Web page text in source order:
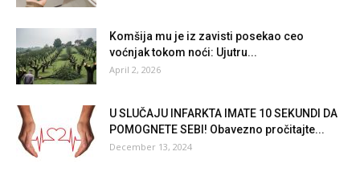
Komšija mu je iz zavisti posekao ceo
voćnjak tokom noći: Ujutru...
April 2, 2026
U SLUČAJU INFARKTA IMATE 10 SEKUNDI DA
POMOGNETE SEBI! Obavezno pročitajte...
December 13, 2024